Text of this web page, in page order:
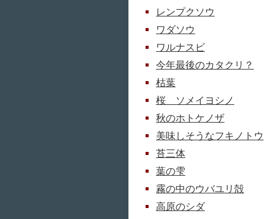
レンプクソウ
ワダソウ
ワルナスビ
今年最後のカタクリ？
枯葉
桜 ソメイヨシノ
秋のホトケノザ
美味しそうなフキノトウ
苔三体
葉の雫
霧の中のウバユリ殻
高原のシダ